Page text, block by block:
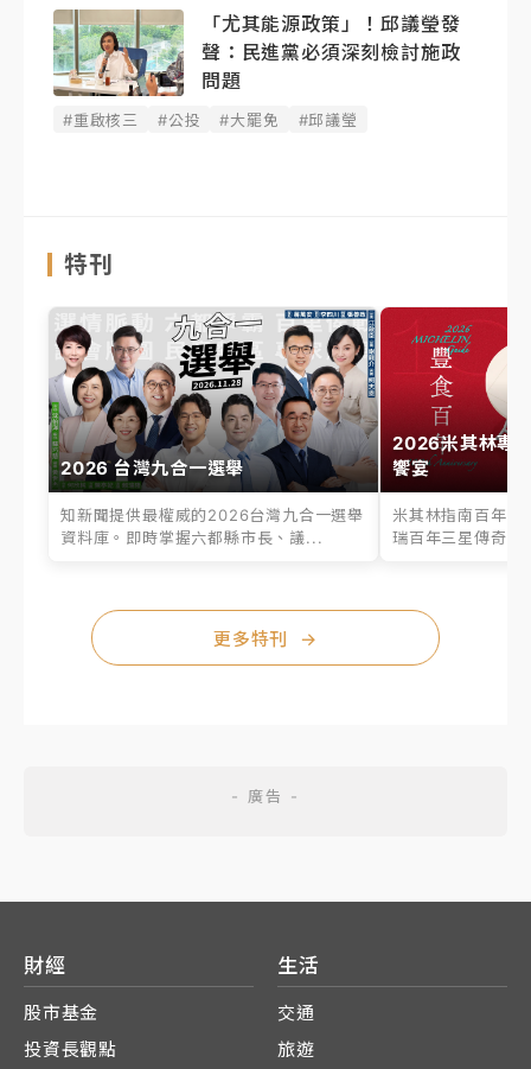
「尤其能源政策」！邱議瑩發
聲：民進黨必須深刻檢討施政
問題
#重啟核三 #公投 #大罷免 #邱議瑩
特刊
2026 台灣九合一選舉
知新聞提供最權威的2026台灣九合一選舉
資料庫。即時掌握六都縣市長、議...
2026米其林專
饗宴
米其林指南百年之
瑞百年三星傳奇、
更多特刊 →
財經
股市基金
投資長觀點
生活
交通
旅遊